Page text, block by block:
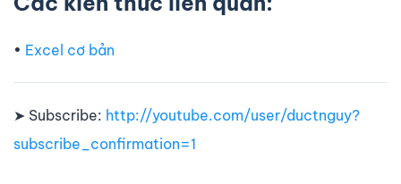
• Excel cơ bản
➤ Subscribe: http://youtube.com/user/ductnguy?
subscribe_confirmation=1